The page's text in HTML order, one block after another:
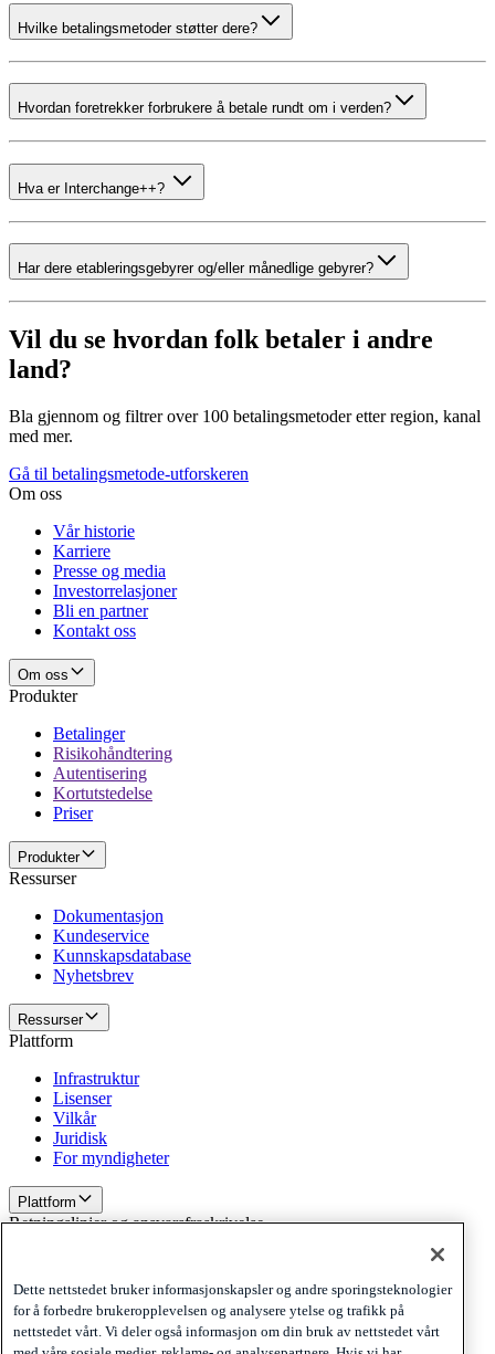
Hvilke betalingsmetoder støtter dere?
Hvordan foretrekker forbrukere å betale rundt om i verden?
Hva er Interchange++?
Har dere etableringsgebyrer og/eller månedlige gebyrer?
Vil du se hvordan folk betaler i andre
land?
Bla gjennom og filtrer over 100 betalingsmetoder etter region, kanal
med mer.
Gå til betalingsmetode-utforskeren
Om oss
Vår historie
Karriere
Presse og media
Investorrelasjoner
Bli en partner
Kontakt oss
Om oss
Produkter
Betalinger
Risikohåndtering
Autentisering
Kortutstedelse
Priser
Produkter
Ressurser
Dokumentasjon
Kundeservice
Kunnskapsdatabase
Nyhetsbrev
Ressurser
Plattform
Infrastruktur
Lisenser
Vilkår
Juridisk
For myndigheter
Plattform
Retningslinjer og ansvarsfraskrivelse
Cookies
Disclaimer
Retningslinjer og ansvarsfraskrivelse
Dette nettstedet bruker informasjonskapsler og andre sporingsteknologier
for å forbedre brukeropplevelsen og analysere ytelse og trafikk på
nettstedet vårt. Vi deler også informasjon om din bruk av nettstedet vårt